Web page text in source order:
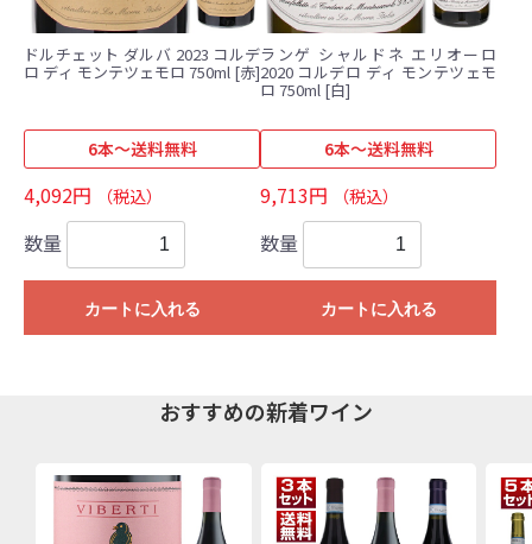
ドルチェット ダルバ 2023 コルデ
ロ ディ モンテツェモロ 750ml [赤]
6本～送料無料
4,092円 （税込）
数量
カートに入れる
ランゲ シャルドネ エリオーロ
2020 コルデロ ディ モンテツェモ
ロ 750ml [白]
6本～送料無料
9,713円 （税込）
数量
カートに入れる
おすすめの新着ワイン